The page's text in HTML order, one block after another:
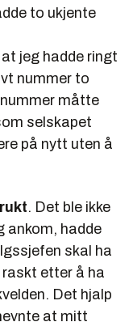
to ukjente
jeg hadde ringt
nummer to
måtte
selskapet
på nytt uten å
. Det ble ikke
ankom, hadde
skal ha
etter å ha
Det hjalp
at mitt